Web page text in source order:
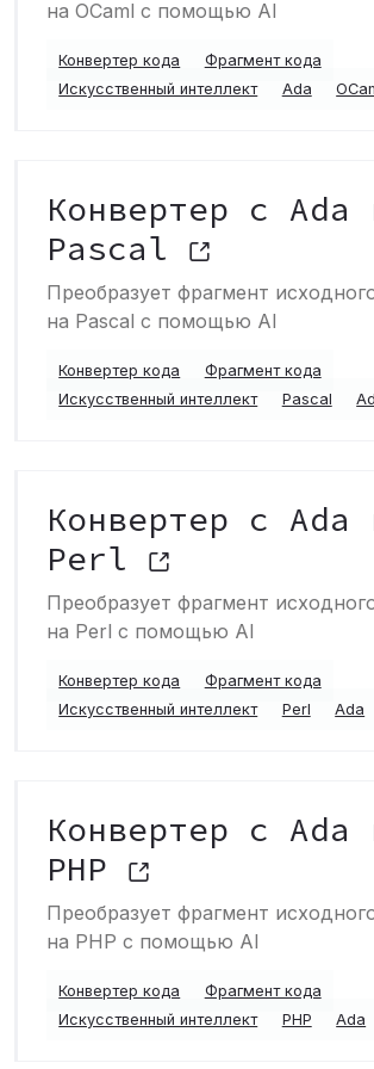
на OCaml с помощью AI
Конвертер кода
Фрагмент кода
Искусственный интеллект
Ada
Конвертер с Ada
Pascal
Преобразует фрагмент
на Pascal с помощью AI
Конвертер кода
Фрагмент кода
Искусственный интеллект
Pascal
Конвертер с Ada
Perl
Преобразует фрагмент
на Perl с помощью AI
Конвертер кода
Фрагмент кода
Искусственный интеллект
Perl Ada
Конвертер с Ada
PHP
Преобразует фрагмент
на PHP с помощью AI
Конвертер кода
Фрагмент кода
Искусственный интеллект
PHP Ada